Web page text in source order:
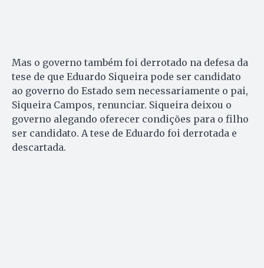
Mas o governo também foi derrotado na defesa da
tese de que Eduardo Siqueira pode ser candidato
ao governo do Es­tado sem necessariamente o pai,
Si­queira Campos, renunciar. Si­queira deixou o
governo alegando oferecer condições para o fi­lho
ser candidato. A tese de Eduar­do foi derrotada e
descartada.